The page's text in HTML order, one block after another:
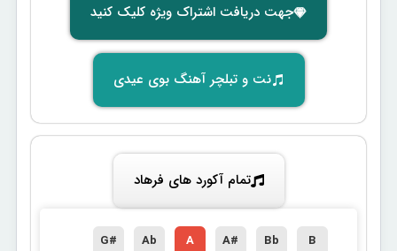
جهت دریافت اشتراک ویژه کلیک کنید
نت و تبلچر آهنگ بوی عیدی
تمام آکورد های فرهاد
B
Bb
A#
A
Ab
G#